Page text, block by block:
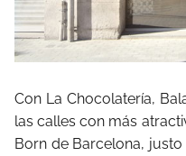
Con La Chocolatería,
las calles con más
Born de Barcelona,